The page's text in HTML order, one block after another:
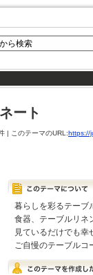
ート
| このテーマのURL:https://
暮らしを彩るテーブ
食器、テーブルリネ
見ているだけでも幸
ご自慢のテーブルコ